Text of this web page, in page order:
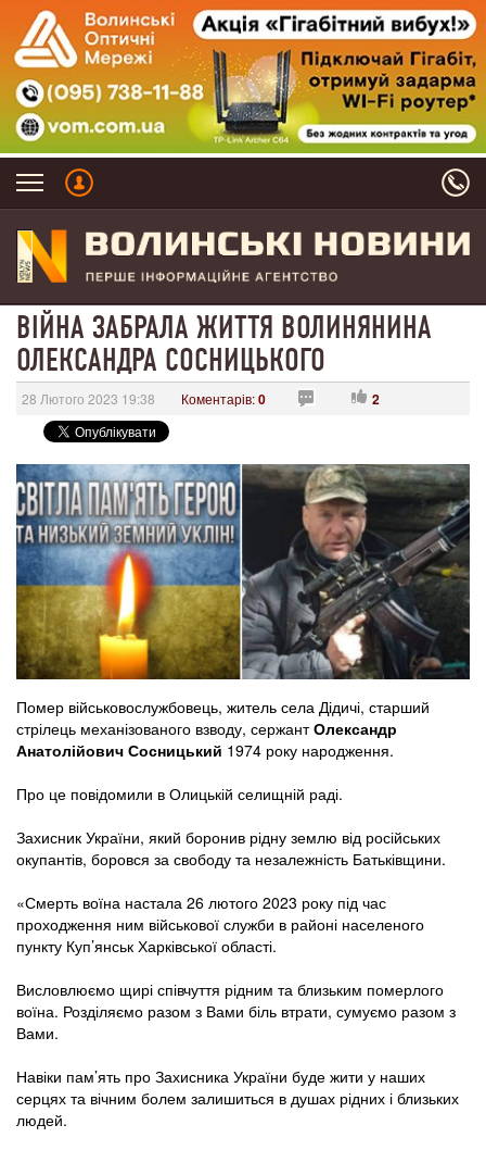
ВІЙНА ЗАБРАЛА ЖИТТЯ ВОЛИНЯНИНА
ОЛЕКСАНДРА СОСНИЦЬКОГО
28 Лютого 2023 19:38 Коментарів:0 2
Помер військовослужбовець, житель села Дідичі, старший
стрілець механізованого взводу, сержантОлександр
Анатолійович Сосницький 1974 року народження.
Про це повідомили в Олицькій селищній раді.
Захисник України, який боронив рідну землю від російських
окупантів, боровся за свободу та незалежність Батьківщини.
«Смерть воїна настала 26 лютого 2023 року під час
проходження ним військової служби в районі населеного
пункту Куп’янськ Харківської області.
Висловлюємо щирі співчуття рідним та близьким померлого
воїна. Розділяємо разом з Вами біль втрати, сумуємо разом з
Вами.
Навіки пам’ять про Захисника України буде жити у наших
серцях та вічним болем залишиться в душах рідних і близьких
людей.